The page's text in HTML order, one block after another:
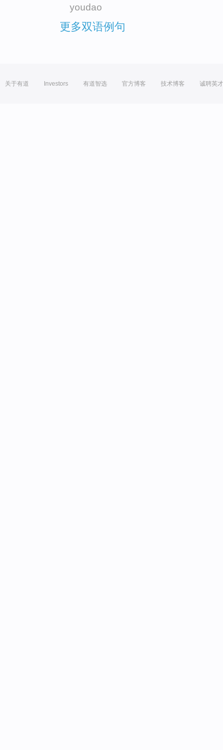
youdao
更多双语例句
关于有道 Investors 有道智选 官方博客 技术博客 诚聘英才